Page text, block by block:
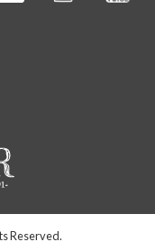
Reserved.